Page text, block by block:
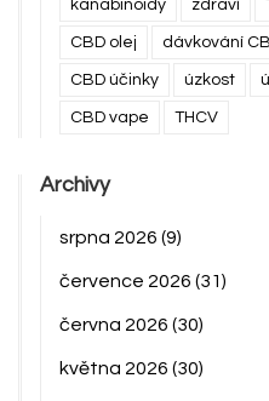
kanabinoidy zdraví
CBD olej dávkování
CBD účinky úzkost
CBD vape THCV
Archivy
srpna 2026 (9)
července 2026 (31)
června 2026 (30)
května 2026 (30)